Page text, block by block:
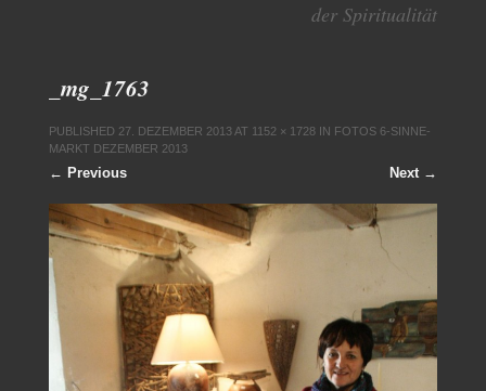
der Spiritualität
_mg_1763
PUBLISHED 27. DEZEMBER 2013AT 1152 × 1728IN FOTOS 6-SINNE-
MARKT DEZEMBER 2013
← Previous Next →